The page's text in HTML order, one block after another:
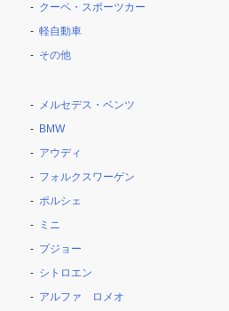
クーペ・スポーツカー
軽自動車
その他
メルセデス・ベンツ
BMW
アウディ
フォルクスワーゲン
ポルシェ
ミニ
プジョー
シトロエン
アルファ ロメオ